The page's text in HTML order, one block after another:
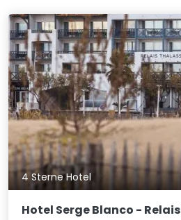
4 Sterne Hotel
Hotel Serge Blanco -